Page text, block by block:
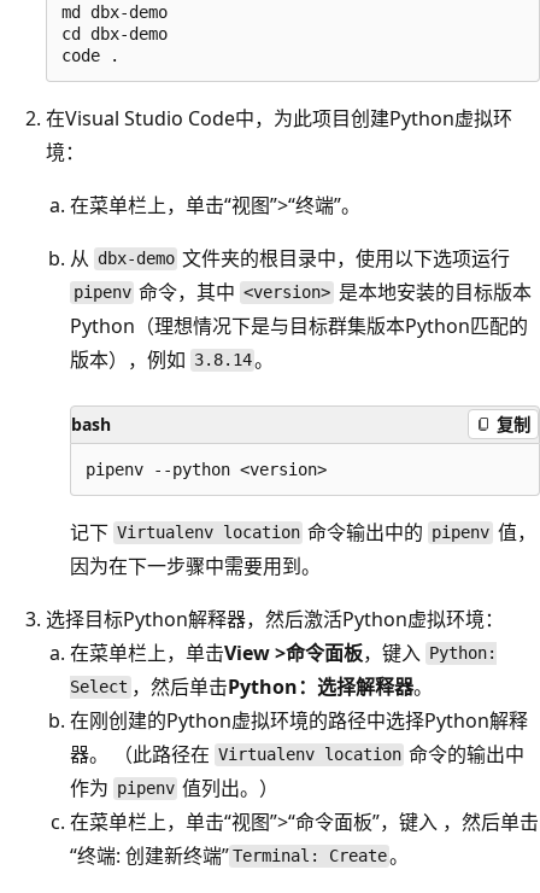
md dbx-demo
cd dbx-demo
在Visual Studio Code中，为此项目创建Python虚拟环
境：
在菜单栏上，单击“视图”>“终端”。
从 dbx-demo 文件夹的根目录中，使用以下选项运行
pipenv 命令，其中 <version> 是本地安装的目标版本
Python（理想情况下是与目标群集版本Python匹配的
版本），例如 3.8.14。
bash 复制
记下 Virtualenv location 命令输出中的 pipenv 值，
因为在下一步骤中需要用到。
选择目标Python解释器，然后激活Python虚拟环境：
在菜单栏上，单击View >命令面板，键入 Python:
Select ，然后单击Python：选择解释器。
在刚创建的Python虚拟环境的路径中选择Python解释
器。 （此路径在 Virtualenv location 命令的输出中
作为 pipenv 值列出。）
在菜单栏上，单击“视图”>“命令面板”，键入 ，然后单击
“终端: 创建新终端”Terminal: Create。